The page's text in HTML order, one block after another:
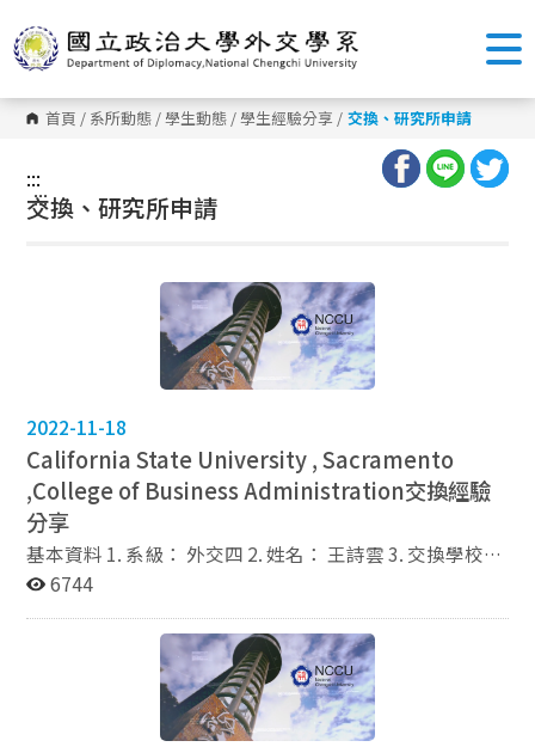
到
主
要
內
容
區 首頁 / 系所動態 /學生動態 /學生經驗分享 / 交換、研究所申請
:::
:::
交換、研究所申請
2022-11-18
California State University , Sacramento
,College of Business Administration交換經驗
分享
基本資料 1. 系級： 外交四 2. 姓名： 王詩雲 3. 交換學校及
系所 California State University , Sacramento ,College
Administration(Concentration:Entrepreneurship) 4. 交
換學期：自 107 學年第 1 學期起至 107 學年第 2 學期止
學弟妹利用開始申請之前的1~2學期去準備。以下是我擬
6744